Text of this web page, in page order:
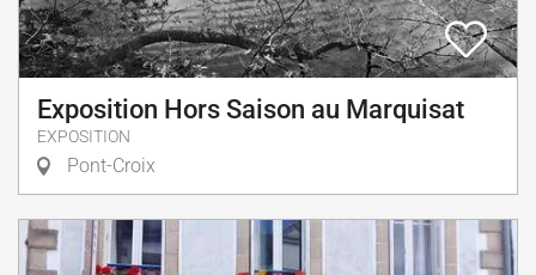
Exposition Hors Saison au Marquisat
EXPOSITION
Pont-Croix